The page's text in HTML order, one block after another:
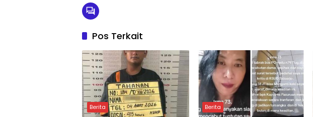
Pos Terkait
Berita Berita